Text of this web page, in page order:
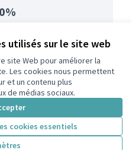
utilisés sur le site web
site Web pour améliorer la
Les cookies nous permettent
et un contenu plus
de médias sociaux.
cookies essentiels
Licence
(Lien